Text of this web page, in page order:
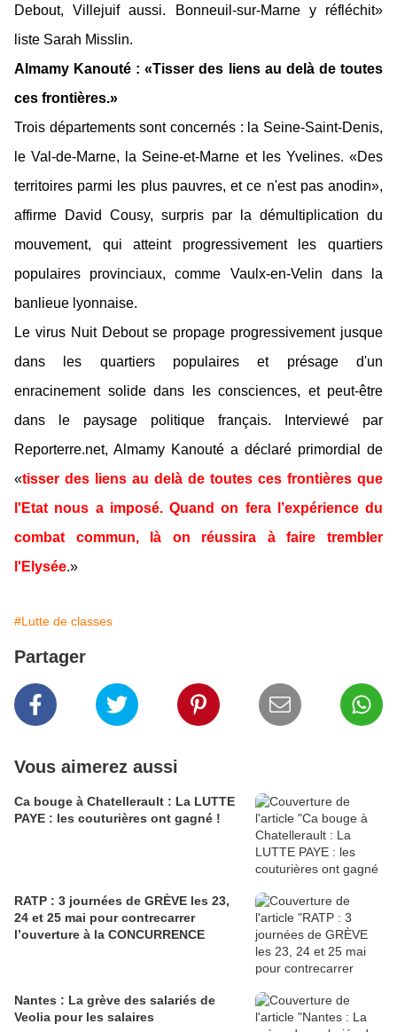
Debout, Villejuif aussi. Bonneuil-sur-Marne y réfléchit»
liste Sarah Misslin.
Almamy Kanouté : «Tisser des liens au delà de toutes
ces frontières.»
Trois départements sont concernés : la Seine-Saint-Denis,
le Val-de-Marne, la Seine-et-Marne et les Yvelines. «Des
territoires parmi les plus pauvres, et ce n'est pas anodin»,
affirme David Cousy, surpris par la démultiplication du
mouvement, qui atteint progressivement les quartiers
populaires provinciaux, comme Vaulx-en-Velin dans la
banlieue lyonnaise.
Le virus Nuit Debout se propage progressivement jusque
dans les quartiers populaires et présage d'un
enracinement solide dans les consciences, et peut-être
dans le paysage politique français. Interviewé par
Reporterre.net, Almamy Kanouté a déclaré primordial de
«tisser des liens au delà de toutes ces frontières que
l'Etat nous a imposé. Quand on fera l’expérience du
combat commun, là on réussira à faire trembler
l'Elysée.»
#Lutte de classes
Partager
Vous aimerez aussi
Ca bouge à Chatellerault : La LUTTE
PAYE : les couturières ont gagné !
RATP : 3 journées de GRÈVE les 23,
24 et 25 mai pour contrecarrer
l’ouverture à la CONCURRENCE
Nantes : La grève des salariés de
Veolia pour les salaires